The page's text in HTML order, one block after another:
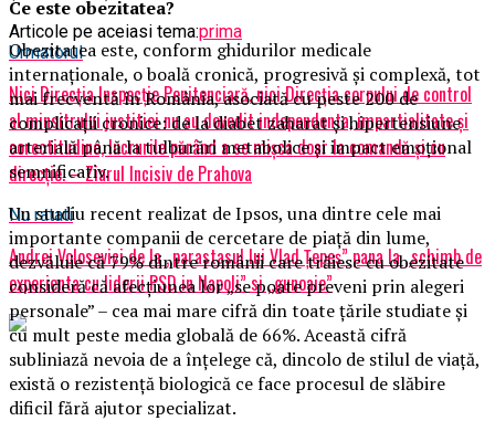
Articole pe aceiasi tema:prima
Urmatorul
Nici Direcția Inspecție Penitenciară, nici Direcția corpului de control
al minsitrului justitiei nu au dovedit independenta, impartialitate și
corectitudine, lucrurile părând a se mișca doar la comandă și cu
direcție. – Ziarul Incisiv de Prahova
Nu ratati
Andrei Volosevici de la „parastasul lui Vlad Țepeș” pana la „schimb de
experienta cu liderii PSD in Napoli” si „gunoaie”
Ce este obezitatea?
Obezitatea este, conform ghidurilor medicale
internaționale, o boală cronică, progresivă și complexă, tot
mai frecventă în România, asociată cu peste 200 de
complicații cronice: de la diabet zaharat și hipertensiune
arterială până la tulburări metabolice și impact emoțional
semnificativ.
Un studiu recent realizat de Ipsos, una dintre cele mai
importante companii de cercetare de piață din lume,
dezvăluie că 79% dintre românii care trăiesc cu obezitate
consideră că afecțiunea lor „se poate preveni prin alegeri
personale” – cea mai mare cifră din toate țările studiate și
cu mult peste media globală de 66%. Această cifră
subliniază nevoia de a înțelege că, dincolo de stilul de viață,
există o rezistență biologică ce face procesul de slăbire
dificil fără ajutor specializat.